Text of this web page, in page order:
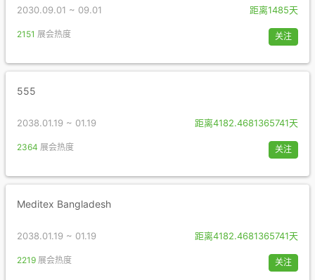
2030.09.01 ~ 09.01 距离1485天
2151 展会热度 关注
555
2038.01.19 ~ 01.19 距离4182.4681365741天
2364 展会热度 关注
Meditex Bangladesh
2038.01.19 ~ 01.19 距离4182.4681365741天
2219 展会热度 关注